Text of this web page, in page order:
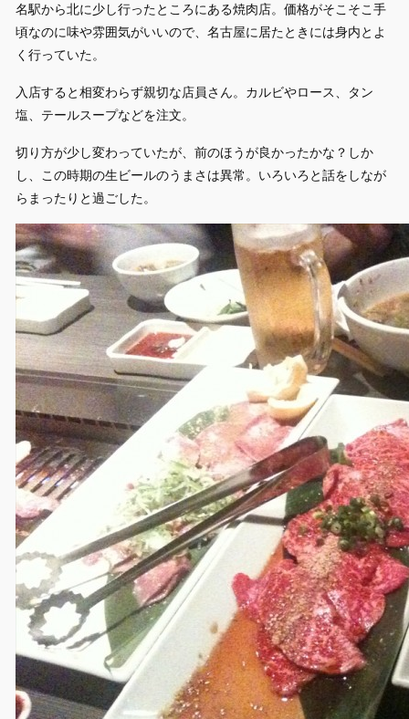
名駅から北に少し行ったところにある焼肉店。価格がそこそこ手
頃なのに味や雰囲気がいいので、名古屋に居たときには身内とよ
く行っていた。
入店すると相変わらず親切な店員さん。カルビやロース、タン
塩、テールスープなどを注文。
切り方が少し変わっていたが、前のほうが良かったかな？しか
し、この時期の生ビールのうまさは異常。いろいろと話をしなが
らまったりと過ごした。